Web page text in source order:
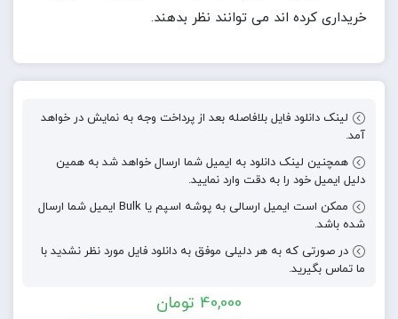
خریداری کرده اند می توانند نظر بدهند.
لینک دانلود فایل بلافاصله بعد از پرداخت وجه به نمایش در خواهد
آمد.
همچنین لینک دانلود به ایمیل شما ارسال خواهد شد به همین
دلیل ایمیل خود را به دقت وارد نمایید.
ممکن است ایمیل ارسالی به پوشه اسپم یا Bulk ایمیل شما ارسال
شده باشد.
در صورتی که به هر دلیلی موفق به دانلود فایل مورد نظر نشدید با
ما تماس بگیرید.
40,000 تومان